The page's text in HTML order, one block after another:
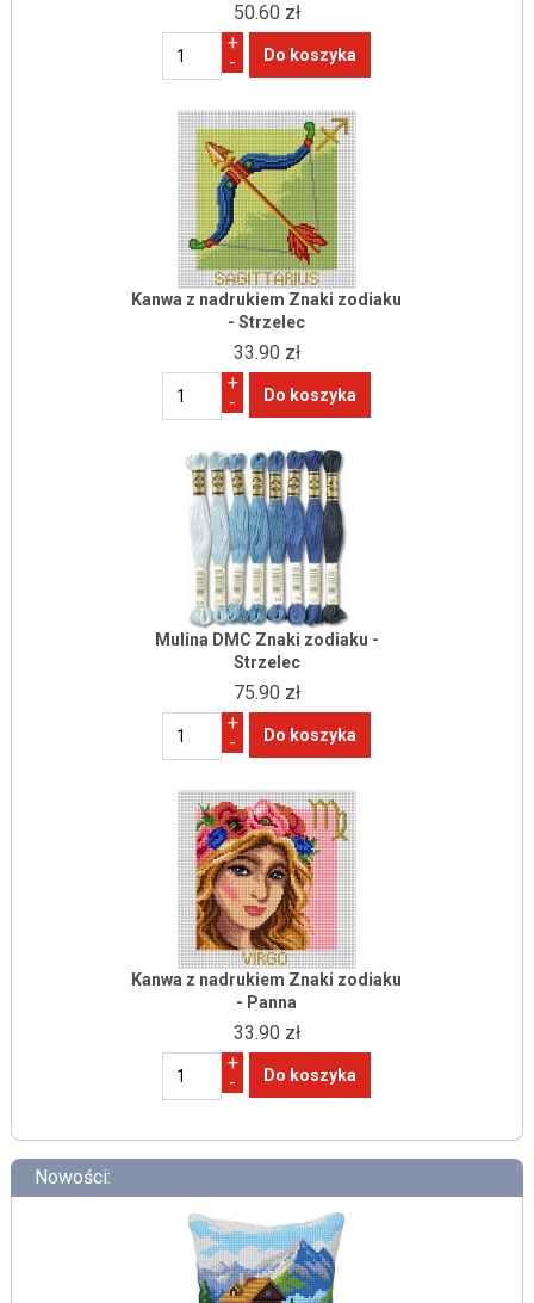
50.60 zł
+
-
Kanwa z nadrukiem Znaki zodiaku
- Strzelec
33.90 zł
+
-
Mulina DMC Znaki zodiaku -
Strzelec
75.90 zł
+
-
Kanwa z nadrukiem Znaki zodiaku
- Panna
33.90 zł
+
-
Nowości: